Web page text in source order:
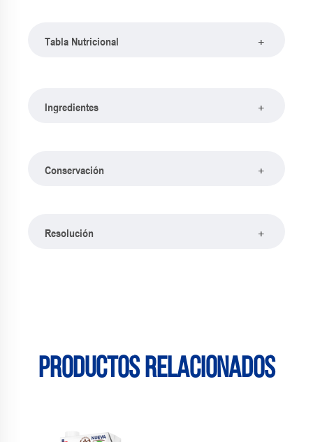
Tabla Nutricional +
Ingredientes +
Conservación +
Resolución +
Productos relacionados